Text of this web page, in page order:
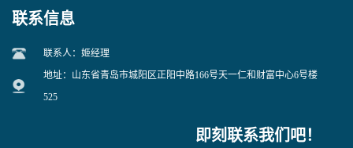
联系信息
联系人：姬经理
地址：山东省青岛市城阳区正阳中路166号天一仁和财富中心6号楼
525
即刻联系我们吧！